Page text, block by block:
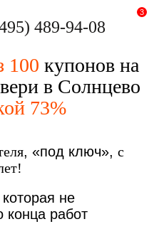
489-94-08
3
100 купонов на
в Солнцево
73%
, «под ключ», с
которая не
конца работ